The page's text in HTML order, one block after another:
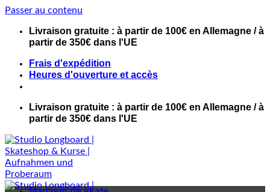
Passer au contenu
Livraison gratuite : à partir de 100€ en Allemagne / à
partir de 350€ dans l'UE
Frais d'expédition
Heures d'ouverture et accès
Livraison gratuite : à partir de 100€ en Allemagne / à
partir de 350€ dans l'UE